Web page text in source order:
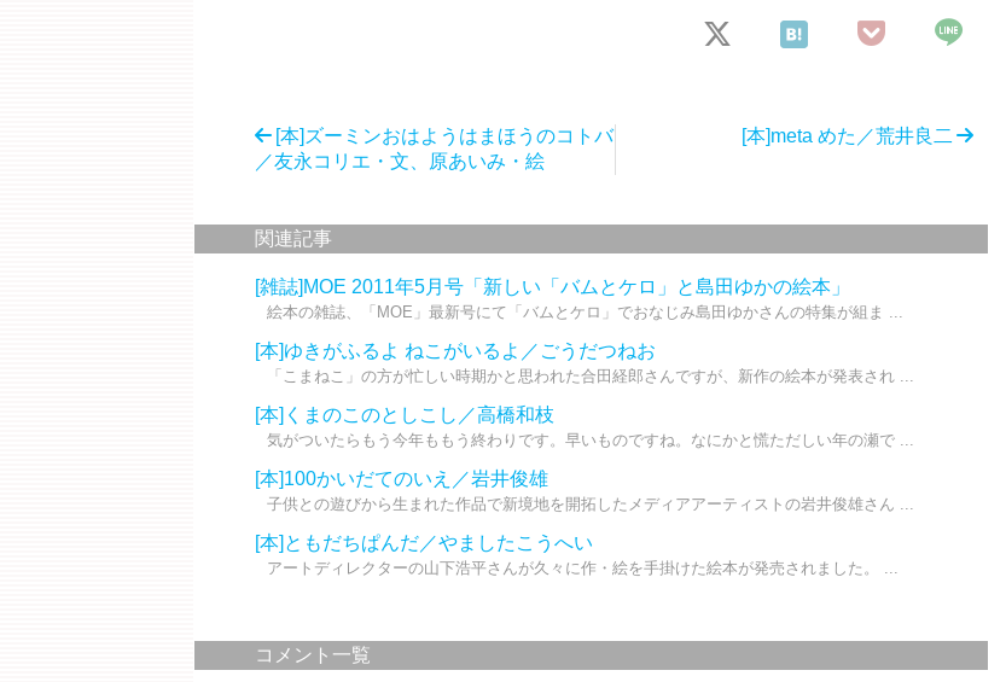
[本]meta めた／荒井良二
[本]ズーミンおはようはまほうのコトバ
／友永コリエ・文、原あいみ・絵
関連記事
[雑誌]MOE 2011年5月号「新しい「バムとケロ」と島田ゆかの絵本」
絵本の雑誌、「MOE」最新号にて「バムとケロ」でおなじみ島田ゆかさんの特集が組ま ...
[本]ゆきがふるよ ねこがいるよ／ごうだつねお
「こまねこ」の方が忙しい時期かと思われた合田経郎さんですが、新作の絵本が発表され ...
[本]くまのこのとしこし／高橋和枝
気がついたらもう今年ももう終わりです。早いものですね。なにかと慌ただしい年の瀬で ...
[本]100かいだてのいえ／岩井俊雄
子供との遊びから生まれた作品で新境地を開拓したメディアアーティストの岩井俊雄さん ...
[本]ともだちぱんだ／やましたこうへい
アートディレクターの山下浩平さんが久々に作・絵を手掛けた絵本が発売されました。 ...
コメント一覧